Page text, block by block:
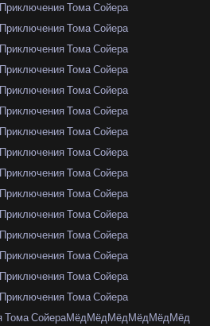
Тома Сойера
Тома Сойера
Тома Сойера
Тома Сойера
Тома Сойера
Тома Сойера
Тома Сойера
Тома Сойера
Тома Сойера
Тома Сойера
Тома Сойера
Тома Сойера
Тома Сойера
Тома Сойера
Тома Сойера
Тома СойераМёдМёдМёдМёдМёдМёд